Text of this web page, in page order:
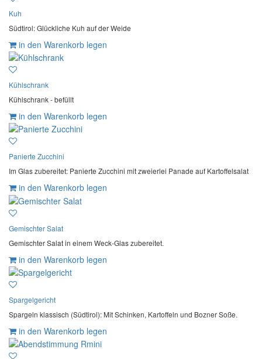
Kuh
Südtirol: Glückliche Kuh auf der Weide
in den Warenkorb legen
Kühlschrank
Kühlschrank - befüllt
in den Warenkorb legen
Panierte Zucchini
Im Glas zubereitet: Panierte Zucchini mit zweierlei Panade auf Kartoffelsalat
in den Warenkorb legen
Gemischter Salat
Gemischter Salat in einem Weck-Glas zubereitet.
in den Warenkorb legen
Spargelgericht
Spargeln klassisch (Südtirol): Mit Schinken, Kartoffeln und Bozner Soße.
in den Warenkorb legen